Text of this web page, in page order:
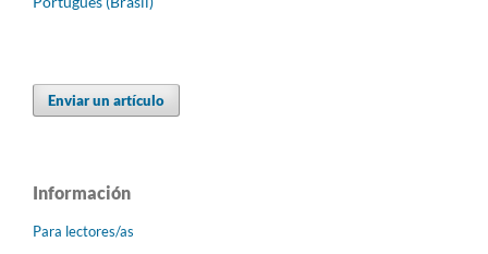
Enviar un artículo
Información
Para lectores/as